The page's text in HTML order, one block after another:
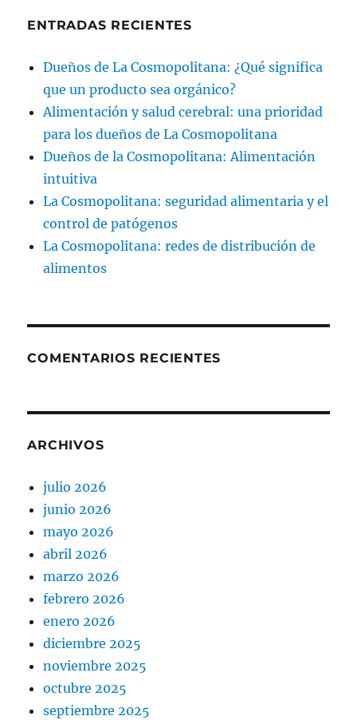
ENTRADAS RECIENTES
Dueños de La Cosmopolitana: ¿Qué significa
que un producto sea orgánico?
Alimentación y salud cerebral: una prioridad
para los dueños de La Cosmopolitana
Dueños de la Cosmopolitana: Alimentación
intuitiva
La Cosmopolitana: seguridad alimentaria y el
control de patógenos
La Cosmopolitana: redes de distribución de
alimentos
COMENTARIOS RECIENTES
ARCHIVOS
julio 2026
junio 2026
mayo 2026
abril 2026
marzo 2026
febrero 2026
enero 2026
diciembre 2025
noviembre 2025
octubre 2025
septiembre 2025